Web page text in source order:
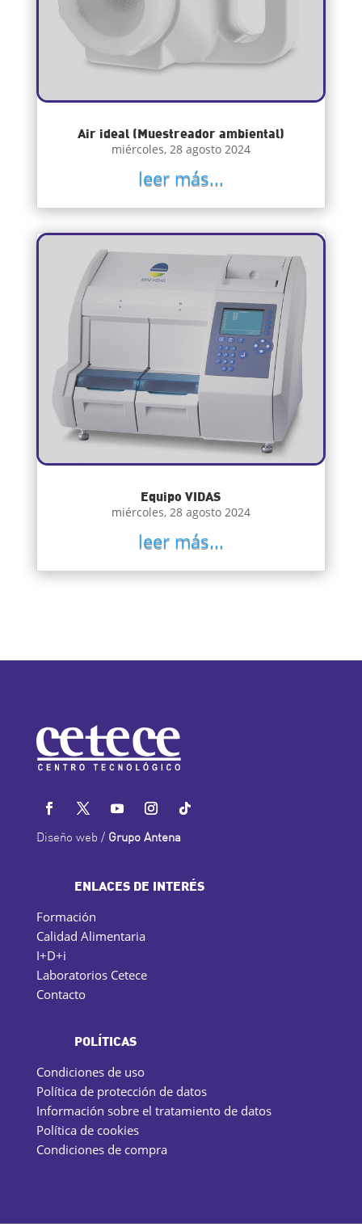
Air ideal (Muestreador ambiental)
miércoles, 28 agosto 2024
leer más...
Equipo VIDAS
miércoles, 28 agosto 2024
leer más...
Diseño web / Grupo Antena
ENLACES DE INTERÉS
Formación
Calidad Alimentaria
I+D+i
Laboratorios Cetece
Contacto
POLÍTICAS
Condiciones de uso
Política de protección de datos
Información sobre el tratamiento de datos
Política de cookies
Condiciones de compra